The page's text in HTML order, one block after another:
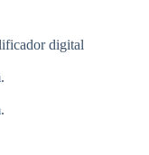
digital